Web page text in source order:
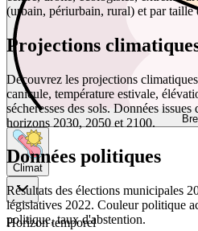
Climat
Horizon temporel
(urbain, périurbain, rural) et par taille
Projections
Découvrez les projections
canicule, température estivale,
sécheresses des sols. Données
horizons 2030, 2050 et 2100.
Données politiques
Résultats des élections municipales
législatives 2022. Couleur politique
politique, taux d'abstention.